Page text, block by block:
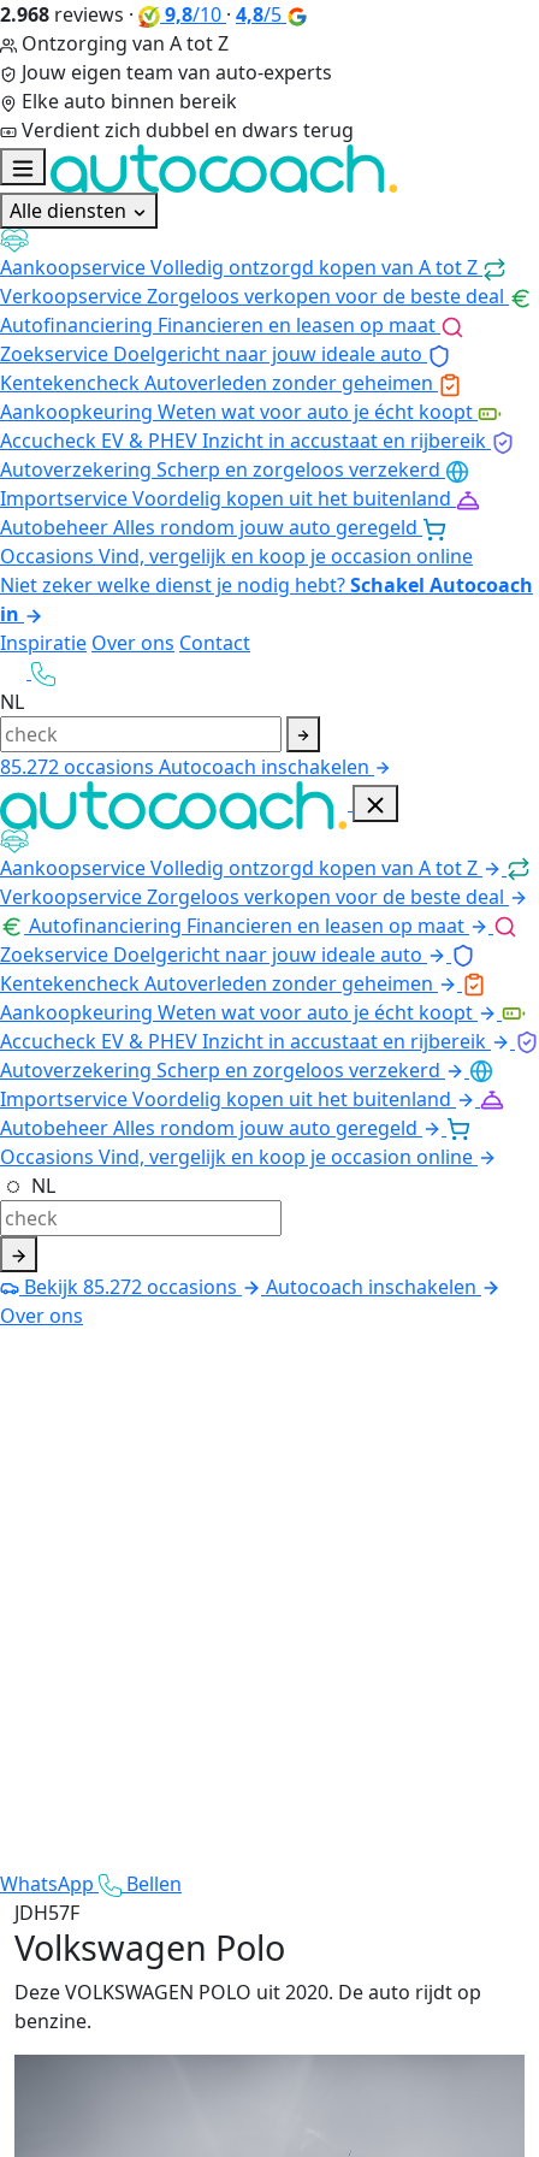
2.968 reviews · 9,8/10 · 4,8/5
Ontzorging van A tot Z
Jouw eigen team van auto-experts
Elke auto binnen bereik
Verdient zich dubbel en dwars terug
Alle diensten
AankoopserviceVolledig ontzorgd kopen van A tot Z
VerkoopserviceZorgeloos verkopen voor de beste deal
Autofinanciering Financieren en leasen op maat
Zoekservice Doelgericht naar jouw ideale auto
KentekencheckAutoverleden zonder geheimen
Aankoopkeuring Weten wat voor auto je écht koopt
Accucheck EV & PHEVInzicht in accustaat en rijbereik
Autoverzekering Scherp en zorgeloos verzekerd
ImportserviceVoordelig kopen uit het buitenland
AutobeheerAlles rondom jouw auto geregeld
Occasions Vind, vergelijk en koop je occasion online
Niet zeker welke dienst je nodig hebt?Schakel Autocoach
in
Inspiratie Over ons Contact
NL
85.272occasions Autocoach inschakelen
AankoopserviceVolledig ontzorgd kopen van A tot Z
VerkoopserviceZorgeloos verkopen voor de beste deal
Autofinanciering Financieren en leasen op maat
Zoekservice Doelgericht naar jouw ideale auto
KentekencheckAutoverleden zonder geheimen
Aankoopkeuring Weten wat voor auto je écht koopt
Accucheck EV & PHEVInzicht in accustaat en rijbereik
Autoverzekering Scherp en zorgeloos verzekerd
ImportserviceVoordelig kopen uit het buitenland
AutobeheerAlles rondom jouw auto geregeld
Occasions Vind, vergelijk en koop je occasion online
NL
Bekijk85.272occasions
Autocoach inschakelen
Over ons
WhatsApp
Bellen
JDH57F
Volkswagen Polo
Deze VOLKSWAGEN POLO uit 2020. De auto rijdt op
benzine.